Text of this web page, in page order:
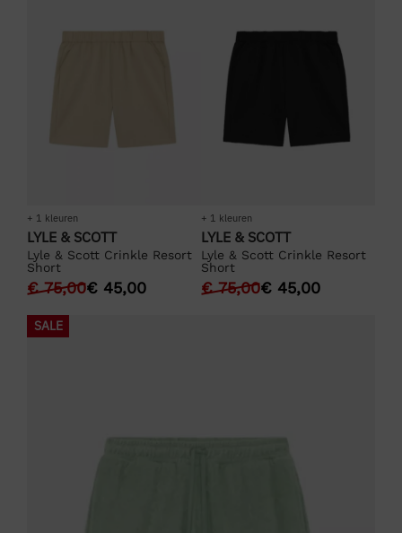
+ 1 kleuren
LYLE & SCOTT
Lyle & Scott Crinkle Resort
Short
€75,00€ 45,00
+ 1 kleuren
LYLE & SCOTT
Lyle & Scott Crinkle Resort
Short
€75,00€ 45,00
SALE